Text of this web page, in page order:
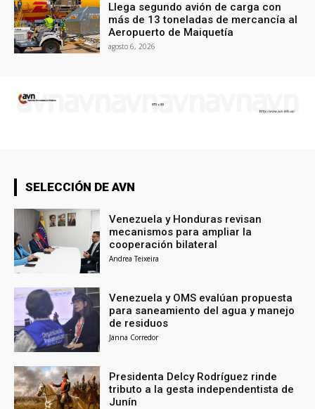
Llega segundo avión de carga con
más de 13 toneladas de mercancía al
Aeropuerto de Maiquetía
agosto 6, 2026
SELECCIÓN DE AVN
Venezuela y Honduras revisan
mecanismos para ampliar la
cooperación bilateral
Andrea Teixeira
Venezuela y OMS evalúan propuesta
para saneamiento del agua y manejo
de residuos
Janna Corredor
Presidenta Delcy Rodríguez rinde
tributo a la gesta independentista de
Junín